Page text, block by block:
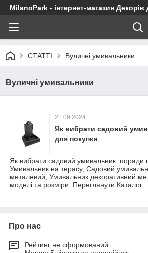
MilanoPark - інтернет-магазин
СТАТТІ Вуличні умивальники
Вуличні умивальники
21.09.2024
Як вибрати садовий
для покупки
Як вибрати садовий умивальник: поради
Умивальник на терасу, Садовий
металевий, Умивальник декоративний
моделі та розміри. Переглянути Каталог.
Про нас
Рейтинг не сформований